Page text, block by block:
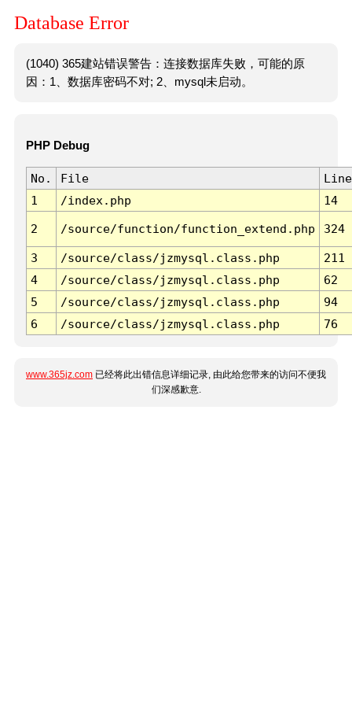
Database Error
(1040) 365建站错误警告：连接数据库失败，可能的原
因：1、数据库密码不对; 2、mysql未启动。
PHP Debug
No. File
Line
1
/index.php 14
2 /source/function/function_extend.php 324
3 /source/class/jzmysql.class.php
211
4
/source/class/jzmysql.class.php
62
5
/source/class/jzmysql.class.php
94
6
/source/class/jzmysql.class.php 76
www.365jz.com 已经将此出错信息详细记录, 由此给您带来的访问不便我
们深感歉意.